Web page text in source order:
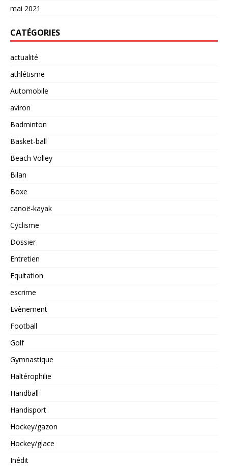
mai 2021
CATÉGORIES
actualité
athlétisme
Automobile
aviron
Badminton
Basket-ball
Beach Volley
Bilan
Boxe
canoë-kayak
Cyclisme
Dossier
Entretien
Equitation
escrime
Evènement
Football
Golf
Gymnastique
Haltérophilie
Handball
Handisport
Hockey/gazon
Hockey/glace
Inédit